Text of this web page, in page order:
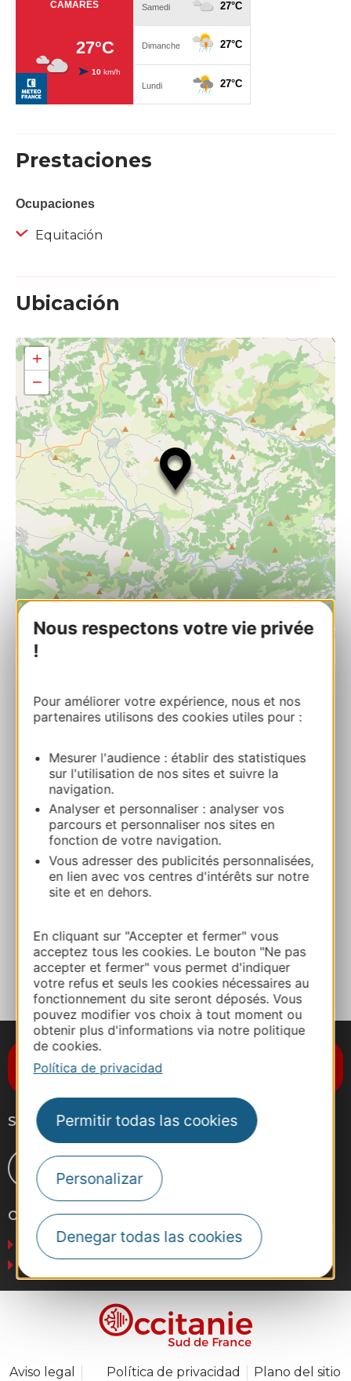
Nous respectons votre vie privée
!
Pour améliorer votre expérience, nous et nos
partenaires utilisons des cookies utiles pour :
Mesurer l'audience : établir des statistiques
sur l'utilisation de nos sites et suivre la
navigation.
Analyser et personnaliser : analyser vos
parcours et personnaliser nos sites en
fonction de votre navigation.
Vous adresser des publicités personnalisées,
en lien avec vos centres d'intérêts sur notre
site et en dehors.
En cliquant sur "Accepter et fermer" vous
acceptez tous les cookies. Le bouton "Ne pas
accepter et fermer" vous permet d'indiquer
votre refus et seuls les cookies nécessaires au
fonctionnement du site seront déposés. Vous
pouvez modifier vos choix à tout moment ou
obtenir plus d'informations via notre politique
de cookies.
Política de privacidad
Permitir todas las cookies
Personalizar
Denegar todas las cookies
Prestaciones
Ocupaciones
Equitación
Ubicación
+
−
Poney Club – Centre équestre du Rougier
Campalviès 12360 CAMARES
Ruta y acceso
+33630565247
E-mail
A MIS FAVORITOS
Destination Occitanie
Síganos
Otros sitios web
Negocios
Prensa
Aviso legal Política de privacidad Plano del sitio